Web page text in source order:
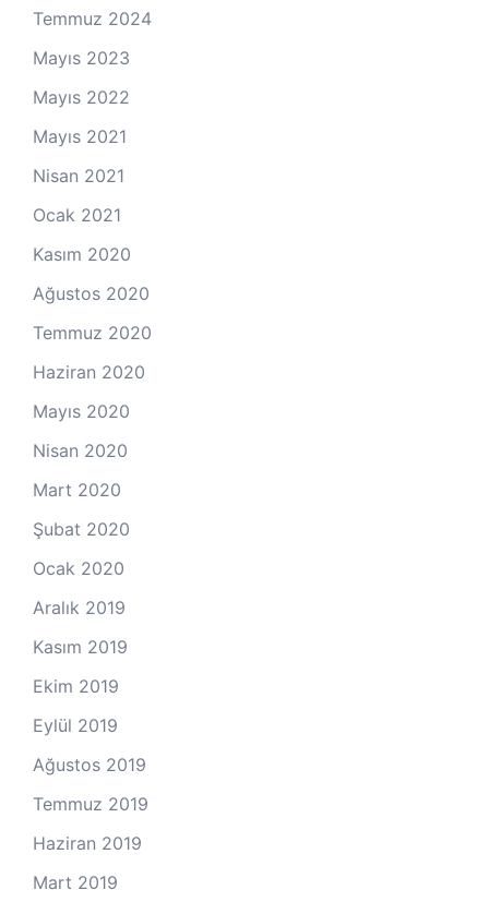
Temmuz 2024
Mayıs 2023
Mayıs 2022
Mayıs 2021
Nisan 2021
Ocak 2021
Kasım 2020
Ağustos 2020
Temmuz 2020
Haziran 2020
Mayıs 2020
Nisan 2020
Mart 2020
Şubat 2020
Ocak 2020
Aralık 2019
Kasım 2019
Ekim 2019
Eylül 2019
Ağustos 2019
Temmuz 2019
Haziran 2019
Mart 2019